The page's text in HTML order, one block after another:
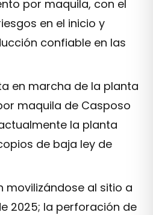
por maquila, con el
en el inicio y
confiable en las
en marcha de la planta
maquila de Casposo
la planta
de baja ley de
movilizándose al sitio a
2025; la perforación de